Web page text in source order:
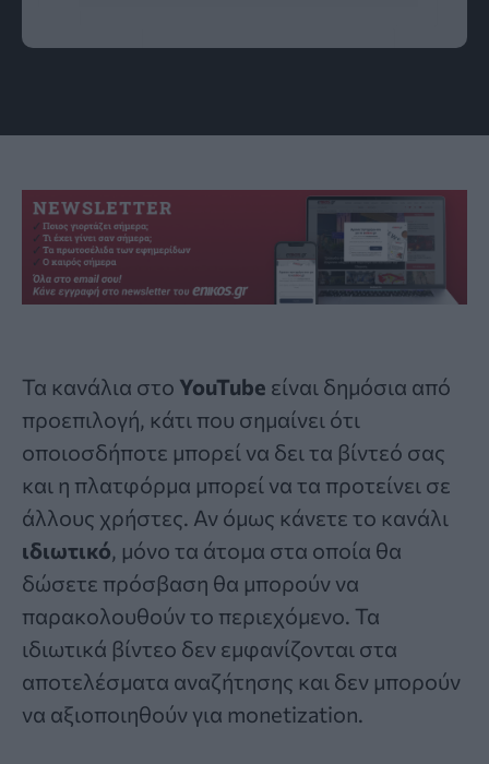
Τα κανάλια στο YouTube είναι δημόσια από
προεπιλογή, κάτι που σημαίνει ότι
οποιοσδήποτε μπορεί να δει τα βίντεό σας
και η πλατφόρμα μπορεί να τα προτείνει σε
άλλους χρήστες. Αν όμως κάνετε το κανάλι
ιδιωτικό, μόνο τα άτομα στα οποία θα
δώσετε πρόσβαση θα μπορούν να
παρακολουθούν το περιεχόμενο. Τα
ιδιωτικά βίντεο δεν εμφανίζονται στα
αποτελέσματα αναζήτησης και δεν μπορούν
να αξιοποιηθούν για monetization.